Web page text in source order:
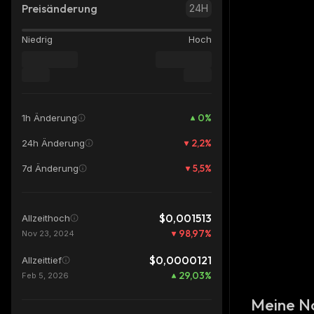
Preisänderung 24H
Niedrig Hoch
1h Änderung 0%
24h Änderung 2,2%
7d Änderung 5,5%
Allzeithoch $0,001513
Nov 23, 2024 98,97%
Allzeittief $0,0000121
Feb 5, 2026 29,03%
Meine